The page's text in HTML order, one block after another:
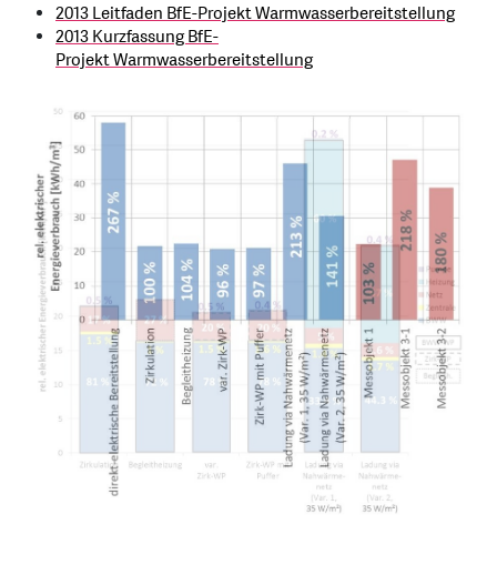
2013 Leitfaden BfE-Projekt Warmwasserbereitstellung
2013 Kurzfassung BfE-
Projekt Warmwasserbereitstellung